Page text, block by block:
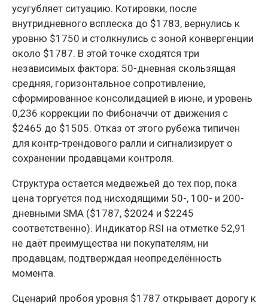
усугубляет ситуацию. Котировки, после
внутридневного всплеска до $1783, вернулись к
уровню $1750 и столкнулись с зоной конвергенции
около $1787. В этой точке сходятся три
независимых фактора: 50-дневная скользящая
средняя, горизонтальное сопротивление,
сформированное консолидацией в июне, и уровень
0,236 коррекции по Фибоначчи от движения с
$2465 до $1505. Отказ от этого рубежа типичен
для контр-трендового ралли и сигнализирует о
сохранении продавцами контроля.
Структура остаётся медвежьей до тех пор, пока
цена торгуется под нисходящими 50-, 100- и 200-
дневными SMA ($1787, $2024 и $2245
соответственно). Индикатор RSI на отметке 52,91
не даёт преимущества ни покупателям, ни
продавцам, подтверждая неопределённость
момента.
Сценарий пробоя уровня $1787 открывает дорогу к